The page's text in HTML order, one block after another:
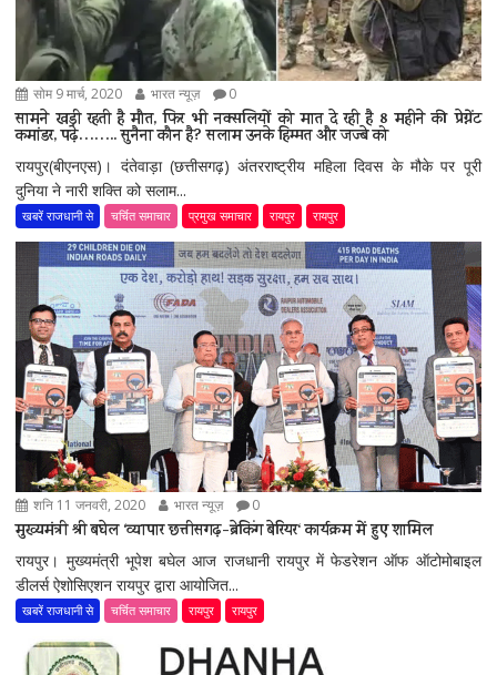
सोम 9 मार्च, 2020 भारत न्यूज़ 0
सामने खड़ी रहती है मौत, फिर भी नक्सलियों को मात दे रही है 8 महीने की प्रेग्नेंट
कमांडर, पढ़े…….. सुनैना कौन है? सलाम उनके हिम्मत और जज्बे को
रायपुर(बीएनएस)। दंतेवाड़ा (छत्तीसगढ़) अंतरराष्ट्रीय महिला दिवस के मौके पर पूरी
दुनिया ने नारी शक्ति को सलाम...
खबरें राजधानी से चर्चित समाचार प्रमुख समाचार रायपुर रायपुर
शनि 11 जनवरी, 2020 भारत न्यूज़ 0
मुख्यमंत्री श्री बघेल ‘व्यापार छत्तीसगढ़-ब्रेकिंग बेरियर‘ कार्यक्रम में हुए शामिल
रायपुर। मुख्यमंत्री भूपेश बघेल आज राजधानी रायपुर में फेडरेशन ऑफ ऑटोमोबाइल
डीलर्स ऐशोसिएशन रायपुर द्वारा आयोजित...
खबरें राजधानी से चर्चित समाचार रायपुर रायपुर